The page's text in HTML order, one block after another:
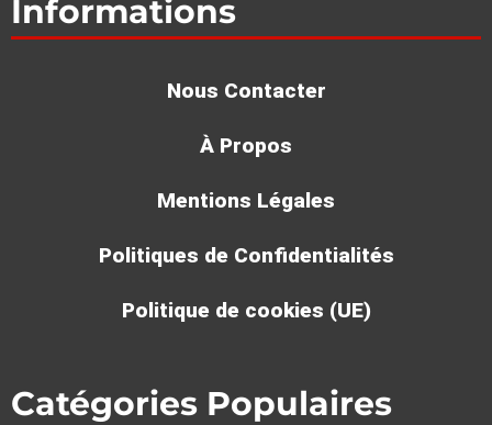
Informations
Nous Contacter
À Propos
Mentions Légales
Politiques de Confidentialités
Politique de cookies (UE)
Catégories Populaires